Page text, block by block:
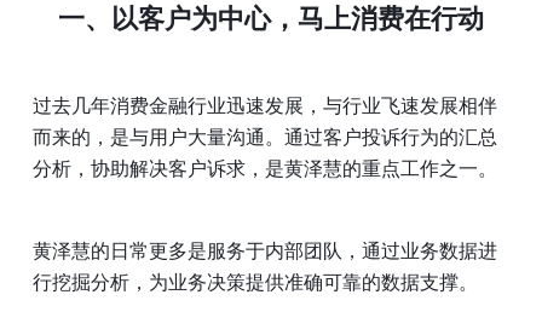
一、 以客户为中心，马上消费在行动
过去几年消费金融行业迅速发展，与行业飞速发展相伴
而来的，是与用户大量沟通。通过客户投诉行为的汇总
分析，协助解决客户诉求，是黄泽慧的重点工作之一。
黄泽慧的日常更多是服务于内部团队，通过业务数据进
行挖掘分析，为业务决策提供准确可靠的数据支撑。